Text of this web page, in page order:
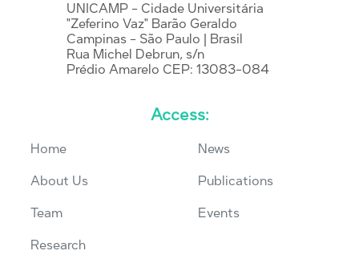
UNICAMP - Cidade Universitária
"Zeferino Vaz" Barão Geraldo
Campinas - São Paulo | Brasil
Rua Michel Debrun, s/n
Prédio Amarelo CEP: 13083-084
Access:
Home
About Us
Team
Research
News
Publications
Events